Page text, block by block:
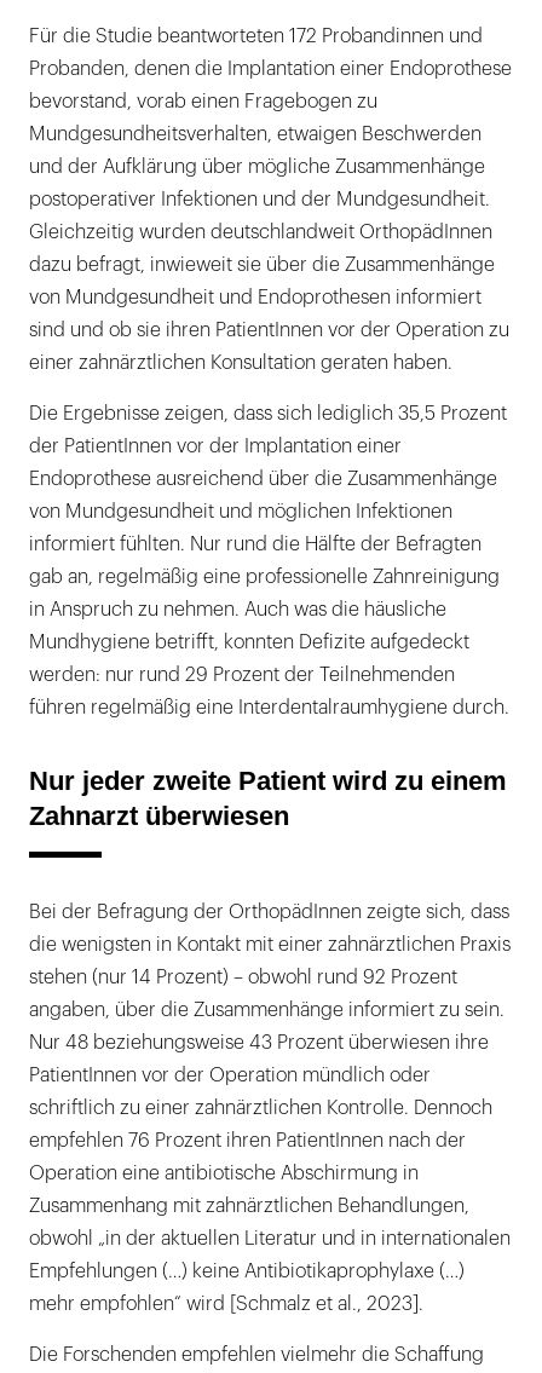
Für die Studie beantworteten 172 Probandinnen und
Probanden, denen die Implantation einer Endoprothese
bevorstand, vorab einen Fragebogen zu
Mundgesundheitsverhalten, etwaigen Beschwerden
und der Aufklärung über mögliche Zusammenhänge
postoperativer Infektionen und der Mundgesundheit.
Gleichzeitig wurden deutschlandweit OrthopädInnen
dazu befragt, inwieweit sie über die Zusammenhänge
von Mundgesundheit und Endoprothesen informiert
sind und ob sie ihren PatientInnen vor der Operation zu
einer zahnärztlichen Konsultation geraten haben.
Die Ergebnisse zeigen, dass sich lediglich 35,5 Prozent
der PatientInnen vor der Implantation einer
Endoprothese ausreichend über die Zusammenhänge
von Mundgesundheit und möglichen Infektionen
informiert fühlten. Nur rund die Hälfte der Befragten
gab an, regelmäßig eine professionelle Zahnreinigung
in Anspruch zu nehmen. Auch was die häusliche
Mundhygiene betrifft, konnten Defizite aufgedeckt
werden: nur rund 29 Prozent der Teilnehmenden
führen regelmäßig eine Interdentalraumhygiene durch.
Nur jeder zweite Patient wird zu einem
Zahnarzt überwiesen
Bei der Befragung der OrthopädInnen zeigte sich, dass
die wenigsten in Kontakt mit einer zahnärztlichen Praxis
stehen (nur 14 Prozent) – obwohl rund 92 Prozent
angaben, über die Zusammenhänge informiert zu sein.
Nur 48 beziehungsweise 43 Prozent überwiesen ihre
PatientInnen vor der Operation mündlich oder
schriftlich zu einer zahnärztlichen Kontrolle. Dennoch
empfehlen 76 Prozent ihren PatientInnen nach der
Operation eine antibiotische Abschirmung in
Zusammenhang mit zahnärztlichen Behandlungen,
obwohl „in der aktuellen Literatur und in internationalen
Empfehlungen (…) keine Antibiotikaprophylaxe (…)
mehr empfohlen“ wird [Schmalz et al., 2023].
Die Forschenden empfehlen vielmehr die Schaffung